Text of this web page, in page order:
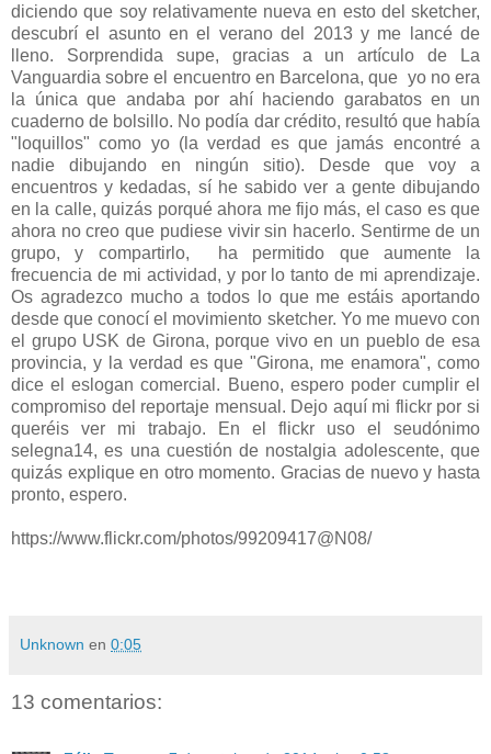
diciendo que soy relativamente nueva en esto del sketcher,
descubrí el asunto en el verano del 2013 y me lancé de
lleno. Sorprendida supe, gracias a un artículo de La
Vanguardia sobre el encuentro en Barcelona, que yo no era
la única que andaba por ahí haciendo garabatos en un
cuaderno de bolsillo. No podía dar crédito, resultó que había
"loquillos" como yo (la verdad es que jamás encontré a
nadie dibujando en ningún sitio). Desde que voy a
encuentros y kedadas, sí he sabido ver a gente dibujando
en la calle, quizás porqué ahora me fijo más, el caso es que
ahora no creo que pudiese vivir sin hacerlo. Sentirme de un
grupo, y compartirlo, ha permitido que aumente la
frecuencia de mi actividad, y por lo tanto de mi aprendizaje.
Os agradezco mucho a todos lo que me estáis aportando
desde que conocí el movimiento sketcher. Yo me muevo con
el grupo USK de Girona, porque vivo en un pueblo de esa
provincia, y la verdad es que "Girona, me enamora", como
dice el eslogan comercial. Bueno, espero poder cumplir el
compromiso del reportaje mensual. Dejo aquí mi flickr por si
queréis ver mi trabajo. En el flickr uso el seudónimo
selegna14, es una cuestión de nostalgia adolescente, que
quizás explique en otro momento. Gracias de nuevo y hasta
pronto, espero.
https://www.flickr.com/photos/99209417@N08/
Unknown en 0:05
13 comentarios: